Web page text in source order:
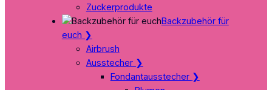
Zuckerprodukte
Backzubehör für
euch ❯
Airbrush
Ausstecher ❯
Fondantausstecher ❯